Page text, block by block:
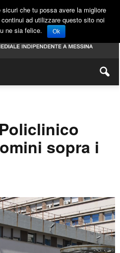
sopra i
che tu possa avere la migliore
ad utilizzare questo sito noi
ne sia felice.
Ok